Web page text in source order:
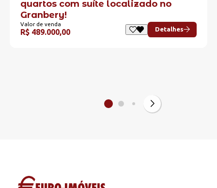
quartos com suíte localizado no
Granbery!
Valor de venda
R$ 489.000,00 Detalhes